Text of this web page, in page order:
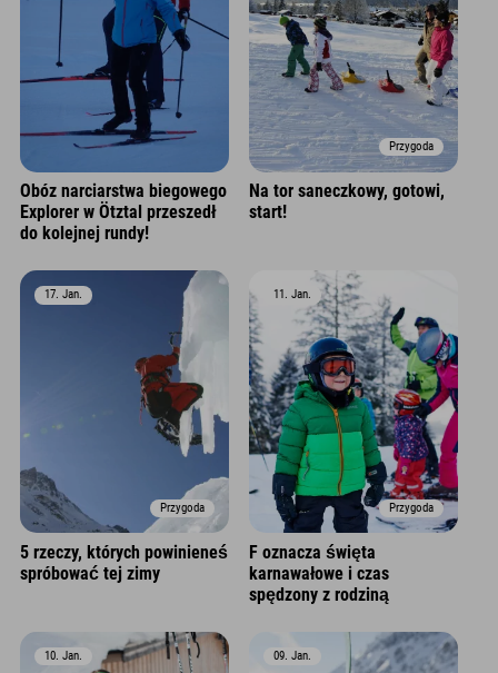
Obóz narciarstwa biegowego
Explorer w Ötztal przeszedł
do kolejnej rundy!
Przygoda
Na tor saneczkowy, gotowi,
start!
Przygoda
17. Jan.
5 rzeczy, których powinieneś
spróbować tej zimy
Przygoda
11. Jan.
F oznacza święta
karnawałowe i czas
spędzony z rodziną
10. Jan. 09. Jan.